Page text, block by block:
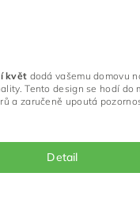
Detail
květ dodá vašemu domovu
Tento design se hodí do
a zaručeně upoutá